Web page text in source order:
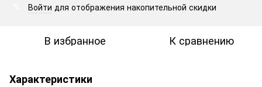
Войти для отображения накопительной скидки
В избранное К сравнению
Характеристики